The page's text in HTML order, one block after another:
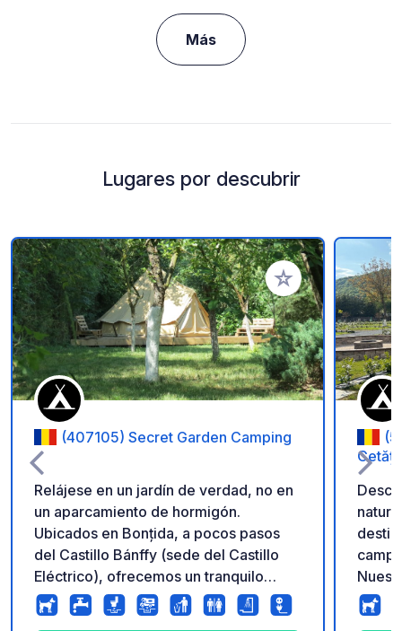
Más
Lugares por descubrir
Añadir a tus
(407105) Secret Garden Camping
Relájese en un jardín de verdad, no en
un aparcamiento de hormigón.
Ubicados en Bonțida, a pocos pasos
del Castillo Bánffy (sede del Castillo
Eléctrico), ofrecemos un tranquilo
refugio con césped y sombra natural.
Ofrecemos un entorno profesional